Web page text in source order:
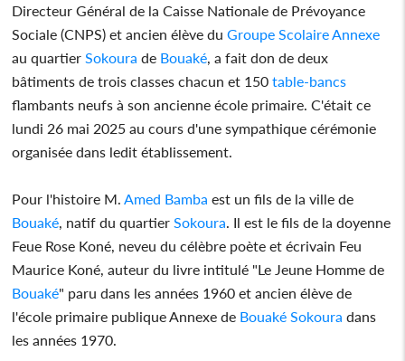
Directeur Général de la Caisse Nationale de Prévoyance
Sociale (CNPS) et ancien élève du Groupe Scolaire Annexe
au quartier Sokoura de Bouaké , a fait don de deux
bâtiments de trois classes chacun et 150 table-bancs
flambants neufs à son ancienne école primaire. C'était ce
lundi 26 mai 2025 au cours d'une sympathique cérémonie
organisée dans ledit établissement.
Pour l'histoire M. Amed Bamba est un fils de la ville de
Bouaké , natif du quartier Sokoura . Il est le fils de la doyenne
Feue Rose Koné, neveu du célèbre poète et écrivain Feu
Maurice Koné, auteur du livre intitulé "Le Jeune Homme de
Bouaké" paru dans les années 1960 et ancien élève de
l'école primaire publique Annexe de Bouaké Sokoura dans
les années 1970.